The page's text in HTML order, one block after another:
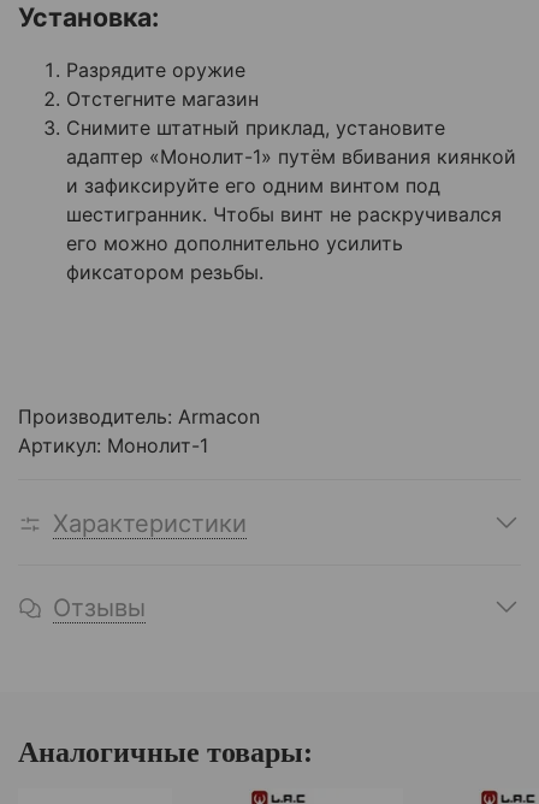
Установка:
Разрядите оружие
Отстегните магазин
Снимите штатный приклад, установите
адаптер «Монолит-1» путём вбивания киянкой
и зафиксируйте его одним винтом под
шестигранник. Чтобы винт не раскручивался
его можно дополнительно усилить
фиксатором резьбы.
Производитель: Armacon
Артикул: Монолит-1
Характеристики
Отзывы
Аналогичные товары: